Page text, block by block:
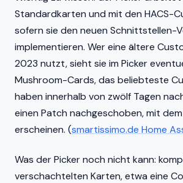
Standardkarten und mit den HACS-
sofern sie den neuen Schnittstellen-
implementieren. Wer eine ältere
2023 nutzt, sieht sie im Picker
Mushroom-Cards, das beliebteste
haben innerhalb von zwölf Tagen
einen Patch nachgeschoben, mit
erscheinen. (smartissimo.de Home
Was der Picker noch nicht kann:
verschachtelten Karten, etwa eine